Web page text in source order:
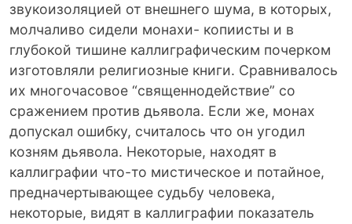
звукоизоляцией от внешнего шума, в которых,
молчаливо сидели монахи- копиисты и в
глубокой тишине каллиграфическим почерком
изготовляли религиозные книги. Сравнивалось
их многочасовое “священнодействие” со
сражением против дьявола. Если же, монах
допускал ошибку, считалось что он угодил
козням дьявола. Некоторые, находят в
каллиграфии что-то мистическое и потайное,
предначертывающее судьбу человека,
некоторые, видят в каллиграфии показатель